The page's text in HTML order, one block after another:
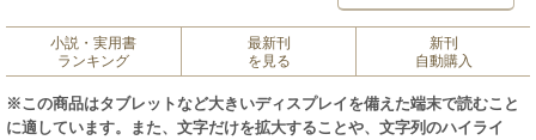
小説・実用書
ランキング
最新刊
を見る
新刊
自動購入
※この商品はタブレットなど大きいディスプレイを備えた端末で読むこと
に適しています。また、文字だけを拡大することや、文字列のハイライ